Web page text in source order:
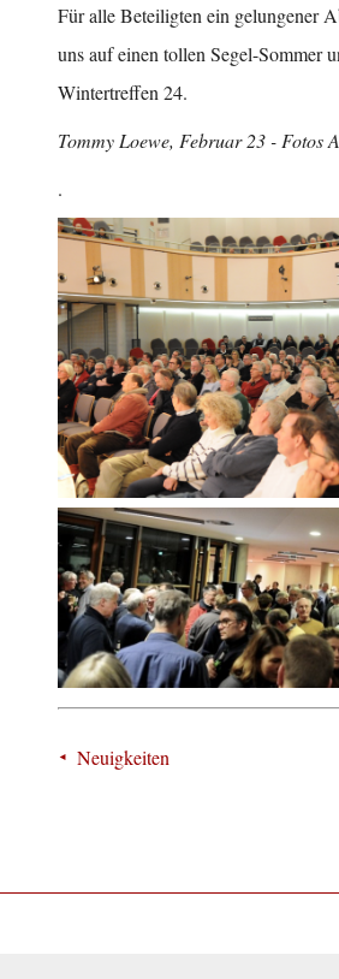
Für alle Beteiligten ein gelungener
uns auf einen tollen Segel-Sommer
Wintertreffen 24.
Tommy Loewe, Februar 23 - Fotos
.
Neuigkeiten